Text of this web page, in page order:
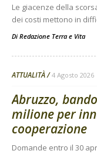
Le giacenze della
dei costi mettono in
Di Redazione Terra e Vita
ATTUALITÀ 4 Agosto 2026
Abruzzo,
milione per
cooperazione
Domande entro il 30